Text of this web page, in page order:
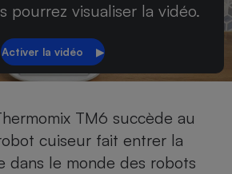
pourrez visualiser la vidéo.
TM6 succède au
cuiseur fait entrer la
dans le monde des robots